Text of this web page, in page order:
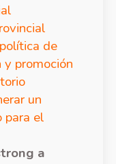
de
promoción
un
para el
a